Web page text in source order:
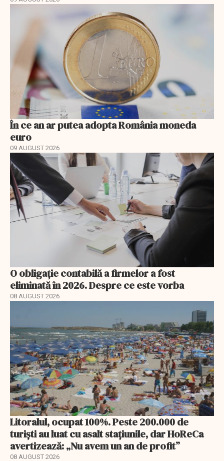
În ce an ar putea adopta România moneda
euro
09 AUGUST 2026
O obligație contabilă a firmelor a fost
eliminată în 2026. Despre ce este vorba
08 AUGUST 2026
Litoralul, ocupat 100%. Peste 200.000 de
turiști au luat cu asalt stațiunile, dar HoReCa
avertizează: „Nu avem un an de profit”
08 AUGUST 2026